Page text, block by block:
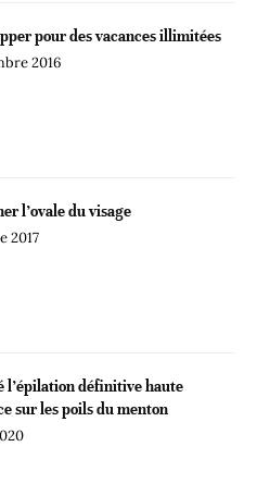
pour des vacances illimitées
2016
l’ovale du visage
2017
l’épilation définitive haute
sur les poils du menton